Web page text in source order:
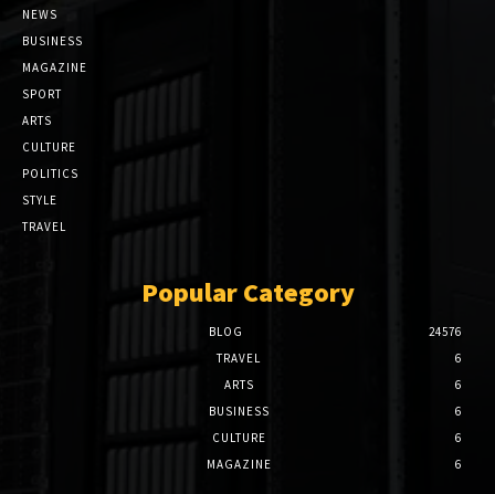
NEWS
BUSINESS
MAGAZINE
SPORT
ARTS
CULTURE
POLITICS
STYLE
TRAVEL
Popular Category
BLOG
24576
TRAVEL
6
ARTS
6
BUSINESS
6
CULTURE
6
MAGAZINE
6